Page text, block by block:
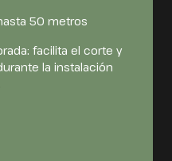
50 metros
facilita el corte y
la instalación